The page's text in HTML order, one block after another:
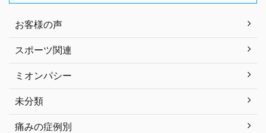
お客様の声
スポーツ関連
ミオンパシー
未分類
痛みの症例別